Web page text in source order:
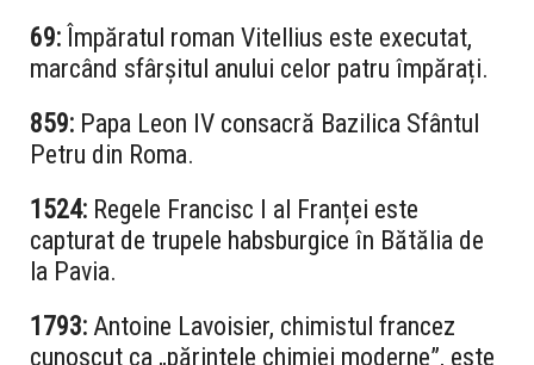
69: Împăratul roman Vitellius este executat,
marcând sfârșitul anului celor patru împărați.
859: Papa Leon IV consacră Bazilica Sfântul
Petru din Roma.
1524: Regele Francisc I al Franței este
capturat de trupele habsburgice în Bătălia de
la Pavia.
1793: Antoine Lavoisier, chimistul francez
cunoscut ca „părintele chimiei moderne”, este